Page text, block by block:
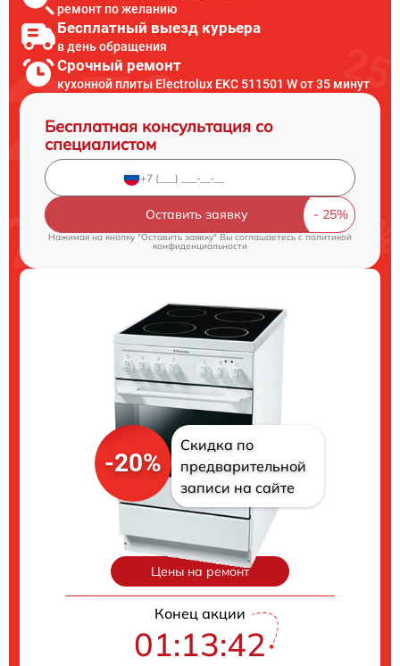
ремонт по желанию
Бесплатный выезд курьера
в день обращения
Срочный ремонт
кухонной плиты Electrolux EKC 511501 W от 35 минут
Бесплатная консультация со
специалистом
Оставить заявку
Нажимая на кнопку "Оставить заявку" Вы соглашаетесь c политикой
конфиденциальности
-20%
Скидка по
предварительной
записи на сайте
Цены на ремонт
Конец акции
01:13:41